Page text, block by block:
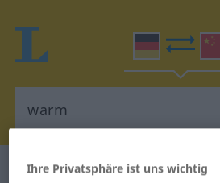
Deutsch-Chinesisch Wörterbuch
Ihre Privatsphäre ist uns wichtig